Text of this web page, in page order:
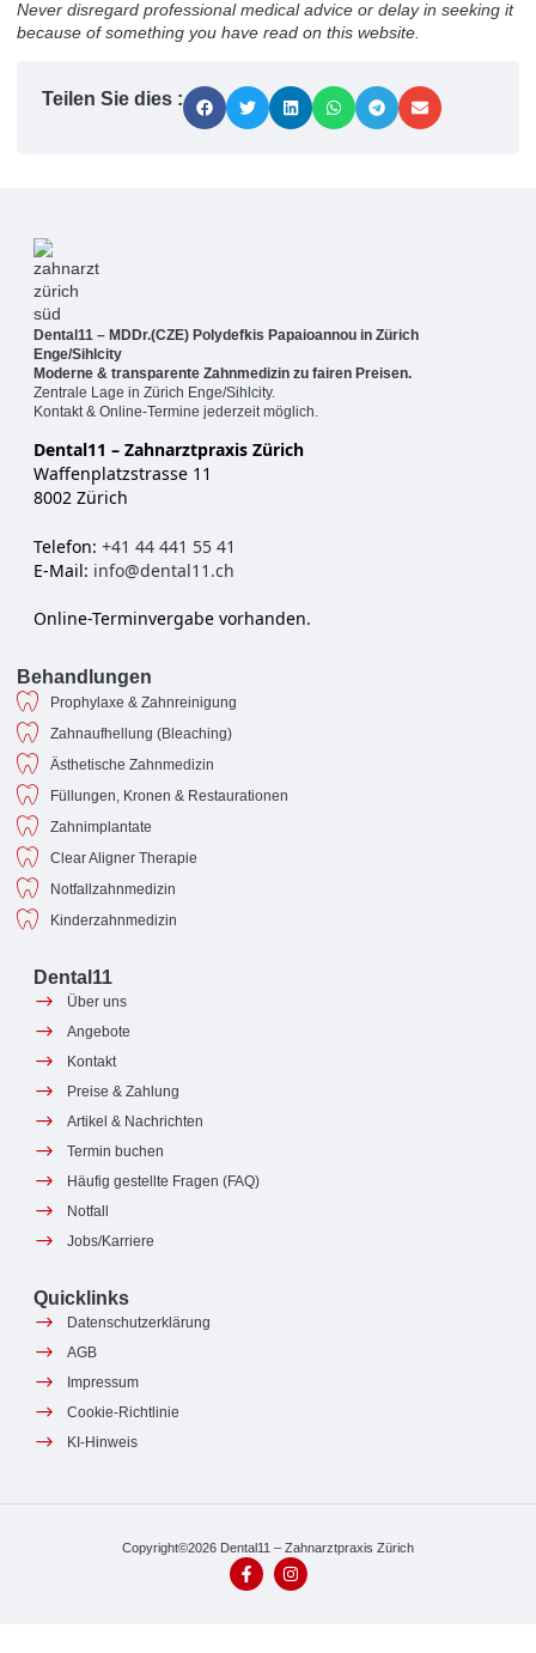
Never disregard professional medical advice or delay in seeking it
because of something you have read on this website.
Teilen Sie dies :
Dental11 – MDDr.(CZE) Polydefkis Papaioannou in Zürich
Enge/Sihlcity
Moderne & transparente Zahnmedizin zu fairen Preisen.
Zentrale Lage in Zürich Enge/Sihlcity.
Kontakt & Online-Termine jederzeit möglich.
Dental11 – Zahnarztpraxis Zürich
Waffenplatzstrasse 11
8002 Zürich
Telefon: +41 44 441 55 41
E-Mail: info@dental11.ch
Online-Terminvergabe vorhanden.
Behandlungen
Prophylaxe & Zahnreinigung
Zahnaufhellung (Bleaching)
Ästhetische Zahnmedizin
Füllungen, Kronen & Restaurationen
Zahnimplantate
Clear Aligner Therapie
Notfallzahnmedizin
Kinderzahnmedizin
Dental11
Über uns
Angebote
Kontakt
Preise & Zahlung
Artikel & Nachrichten
Termin buchen
Häufig gestellte Fragen (FAQ)
Notfall
Jobs/Karriere
Quicklinks
Datenschutzerklärung
AGB
Impressum
Cookie-Richtlinie
KI-Hinweis
Copyright©2026 Dental11 – Zahnarztpraxis Zürich